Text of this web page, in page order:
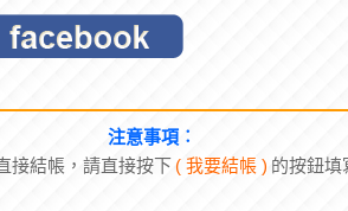
注意事項︰
接結帳，請直接按下( 我要結帳 )
其他商品請點選